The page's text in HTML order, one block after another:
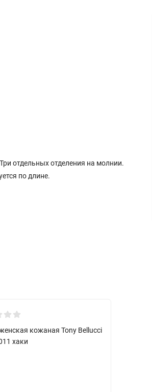
отдельных отделения на молнии.
по длине.
кожаная Tony Bellucci
хаки